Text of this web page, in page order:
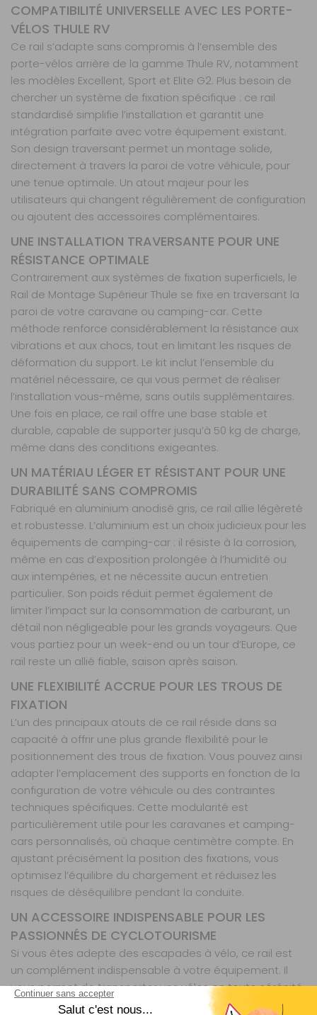
COMPATIBILITÉ UNIVERSELLE AVEC LES PORTE-
VÉLOS THULE RV
Ce rail s’adapte sans compromis à l’ensemble des
porte-vélos arrière de la gamme Thule RV, notamment
les modèles Excellent, Sport et Elite G2. Plus besoin de
chercher un système de fixation spécifique : ce rail
standardisé simplifie l’installation et garantit une
intégration parfaite avec votre équipement existant.
Son design traversant permet un montage solide,
directement à travers la paroi de votre véhicule, pour
une tenue optimale. Un atout majeur pour les
utilisateurs qui changent régulièrement de configuration
ou ajoutent des accessoires complémentaires.
UNE INSTALLATION TRAVERSANTE POUR UNE
RÉSISTANCE OPTIMALE
Contrairement aux systèmes de fixation superficiels, le
Rail de Montage Supérieur Thule se fixe en traversant la
paroi de votre caravane ou camping-car. Cette
méthode renforce considérablement la résistance aux
vibrations et aux chocs, tout en limitant les risques de
déformation du support. Le kit inclut l’ensemble du
matériel nécessaire, ce qui vous permet de réaliser
l’installation vous-même, sans outils supplémentaires.
Une fois en place, ce rail offre une base stable et
durable, capable de supporter jusqu’à 50 kg de charge,
même dans des conditions exigeantes.
UN MATÉRIAU LÉGER ET RÉSISTANT POUR UNE
DURABILITÉ SANS COMPROMIS
Fabriqué en aluminium anodisé gris, ce rail allie légèreté
et robustesse. L’aluminium est un choix judicieux pour les
équipements de camping-car : il résiste à la corrosion,
même en cas d’exposition prolongée à l’humidité ou
aux intempéries, et ne nécessite aucun entretien
particulier. Son poids réduit permet également de
limiter l’impact sur la consommation de carburant, un
détail non négligeable pour les grands voyageurs. Que
vous partiez pour un week-end ou un tour d’Europe, ce
rail reste un allié fiable, saison après saison.
UNE FLEXIBILITÉ ACCRUE POUR LES TROUS DE
FIXATION
L’un des principaux atouts de ce rail réside dans sa
capacité à offrir une plus grande flexibilité pour le
positionnement des trous de fixation. Vous pouvez ainsi
adapter l’emplacement des supports en fonction de la
configuration de votre véhicule ou des contraintes
techniques spécifiques. Cette modularité est
particulièrement utile pour les caravanes et camping-
cars personnalisés, où chaque centimètre compte. En
ajustant précisément la position des fixations, vous
optimisez l’équilibre du chargement et réduisez les
risques de déséquilibre pendant la conduite.
UN ACCESSOIRE INDISPENSABLE POUR LES
PASSIONNÉS DE CYCLOTOURISME
Si vous êtes adepte des escapades à vélo, ce rail est
un complément indispensable à votre équipement. Il
vous permet de transporter vos vélos en toute sérénité,
sans craindre les vibrations ou les mouvements